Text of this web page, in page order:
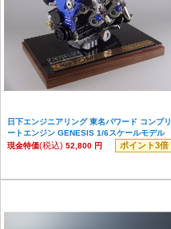
日下エンジニアリング 東名パワード コンプリ
ートエンジン GENESIS 1/6スケールモデル
現金特価(税込) 52,800 円 ポイント3倍